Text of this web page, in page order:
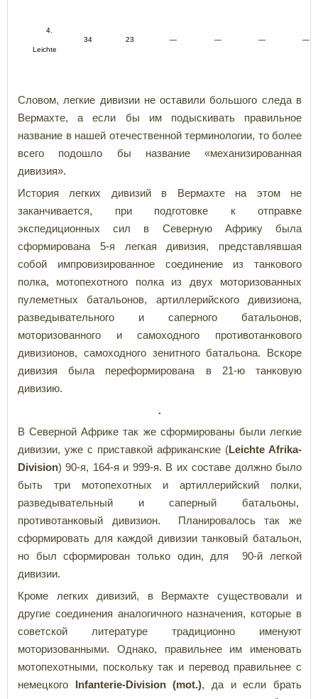
4.
Leichte
34 23 — — — —
Словом, легкие дивизии не оставили большого следа в
Вермахте, а если бы им подыскивать правильное
название в нашей отечественной терминологии, то более
всего подошло бы название «механизированная
дивизия».
История легких дивизий в Вермахте на этом не
заканчивается, при подготовке к отправке
экспедиционных сил в Северную Африку была
сформирована 5-я легкая дивизия, представлявшая
собой импровизированное соединение из танкового
полка, мотопехотного полка из двух моторизованных
пулеметных батальонов, артиллерийского дивизиона,
разведывательного и саперного батальонов,
моторизованного и самоходного противотанкового
дивизионов, самоходного зенитного батальона. Вскоре
дивизия была переформирована в 21-ю танковую
дивизию.
В Северной Африке так же сформированы были легкие
дивизии, уже с приставкой африканские (Leichte Afrika-
Division) 90-я, 164-я и 999-я. В их составе должно было
быть три мотопехотных и артиллерийский полки,
разведывательный и саперный батальоны,
противотанковый дивизион. Планировалось так же
сформировать для каждой дивизии танковый батальон,
но был сформирован только один, для 90-й легкой
дивизии.
Кроме легких дивизий, в Вермахте существовали и
другие соединения аналогичного назначения, которые в
советской литературе традиционно именуют
моторизованными. Однако, правильнее им именовать
мотопехотными, поскольку так и перевод правильнее с
немецкого
Infanterie-Division (mot.), да и если брать